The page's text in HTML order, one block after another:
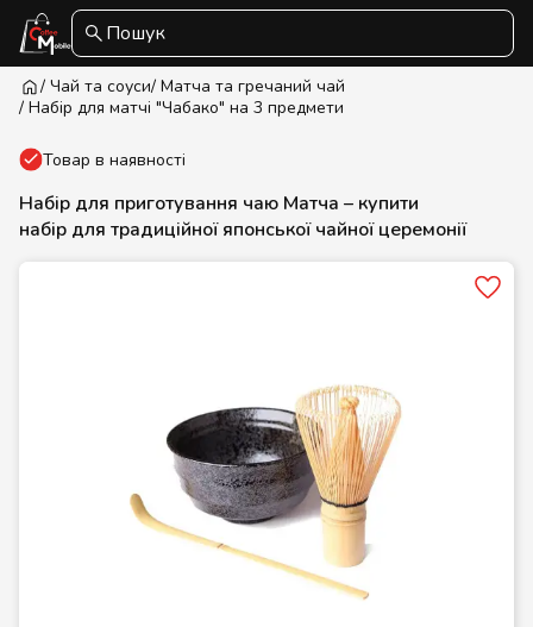
Пошук
/ Чай та соуси/ Матча та гречаний чай
/ Набір для матчі "Чабако" на 3 предмети
Товар в наявності
Набір для приготування чаю Матча – купити
набір для традиційної японської чайної церемонії